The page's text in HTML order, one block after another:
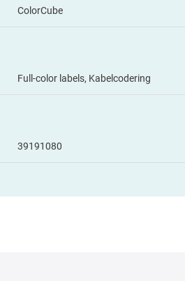
ColorCube
Full-color labels, Kabelcodering
39191080